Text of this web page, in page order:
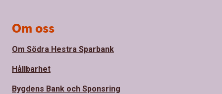
Om oss
Om Södra Hestra Sparbank
Hållbarhet
Bygdens Bank och Sponsring